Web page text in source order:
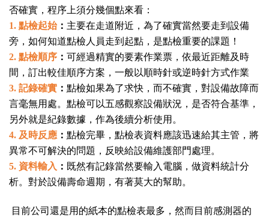
否確實，程序上須分幾個點來看：
1. 點檢起始： 主要在走道附近，為了確實當然要走到設備
旁，如何知道點檢人員走到起點，是點檢重要的課題！
2. 點檢順序 ： 可經過精實的要素作業票，依最近距離及時
間，訂出較佳順序方案，一般以順時針或逆時針方式作業
3. 記錄確實 ： 點檢如果為了求快，而不確實，對設備故障而
言毫無用處。點檢可以五感觀察設備狀況，是否符合基準，
另外就是紀錄數據，作為後續分析使用。
4. 及時反應 ： 點檢完畢，點檢表資料應該迅速給其主管，將
異常不可解決的問題，反映給設備維護部門處理。
5. 資料輸入 ： 既然有記錄當然要輸入電腦，做資料統計分
析。對於設備壽命週期，有著莫大的幫助。
目前公司還是用的紙本的點檢表最多，然而目前感測器的